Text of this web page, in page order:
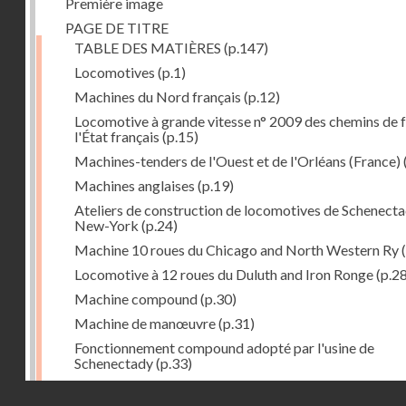
PAGE DE TITRE
TABLE DES MATIÈRES (p.147)
Locomotives (p.1)
Machines du Nord français (p.12)
Locomotive à grande vitesse n° 2009 des chemins de
l'État français (p.15)
Machines-tenders de l'Ouest et de l'Orléans (France)
Machines anglaises (p.19)
Ateliers de construction de locomotives de
New-York (p.24)
Machine 10 roues du Chicago and North Western Ry
Locomotive à 12 roues du Duluth and Iron Ronge
Machine compound(p.30)
Machine de manœuvre(p.31)
Fonctionnement compound adopté par l'usine de
Schenectady(p.33)